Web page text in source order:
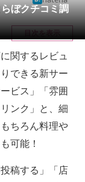
ぼクチコミ調
目次を表示
関するレビュ
できる新サー
ビス」「雰囲
ンク」と、細
ちろん料理や
可能！
稿する」「店